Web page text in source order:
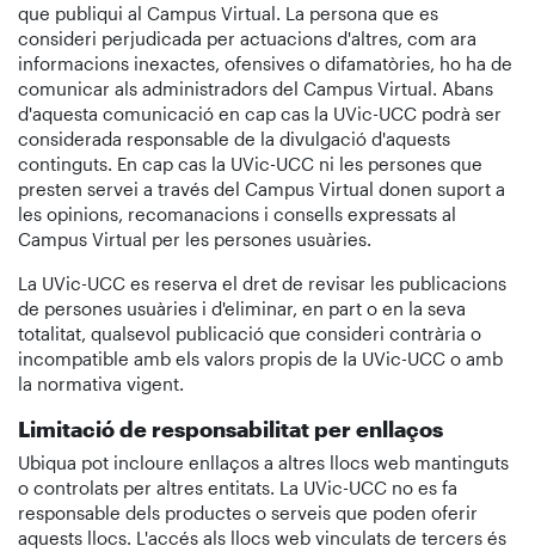
que publiqui al Campus Virtual. La persona que es
consideri perjudicada per actuacions d'altres, com ara
informacions inexactes, ofensives o difamatòries, ho ha de
comunicar als administradors del Campus Virtual. Abans
d'aquesta comunicació en cap cas la UVic-UCC podrà ser
considerada responsable de la divulgació d'aquests
continguts. En cap cas la UVic-UCC ni les persones que
presten servei a través del Campus Virtual donen suport a
les opinions, recomanacions i consells expressats al
Campus Virtual per les persones usuàries.
La UVic-UCC es reserva el dret de revisar les publicacions
de persones usuàries i d'eliminar, en part o en la seva
totalitat, qualsevol publicació que consideri contrària o
incompatible amb els valors propis de la UVic-UCC o amb
la normativa vigent.
Limitació de responsabilitat per enllaços
Ubiqua pot incloure enllaços a altres llocs web mantinguts
o controlats per altres entitats. La UVic-UCC no es fa
responsable dels productes o serveis que poden oferir
aquests llocs. L'accés als llocs web vinculats de tercers és